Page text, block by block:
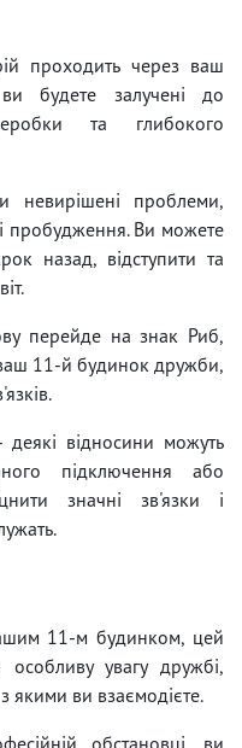
проходить через ваш
будете залучені до
та глибокого
невирішені проблеми,
пробудження. Ви можете
назад, відступити та
перейде на знак Риб,
11-й будинок дружби,
деякі відносини можуть
підключення або
значні зв'язки і
11-м будинком, цей
увагу дружбі,
якими ви взаємодієте.
обстановці, ви